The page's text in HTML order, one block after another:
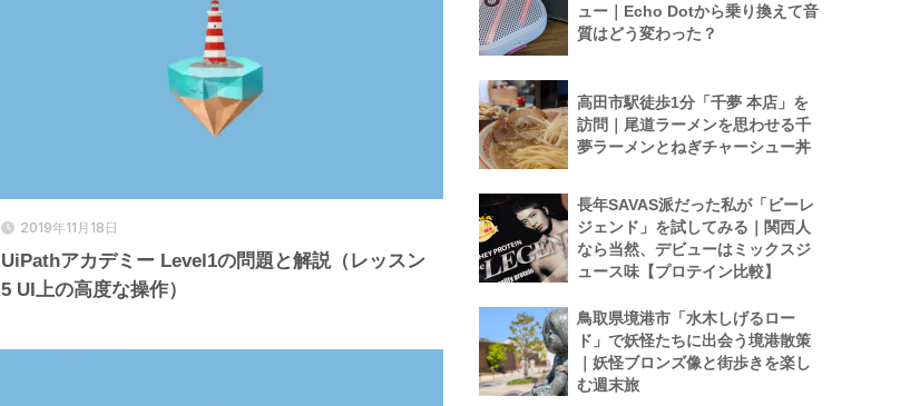
2019年11月18日
UiPathアカデミー Level1の問題と解説（レッスン
5 UI上の高度な操作）
ュー｜Echo Dotから乗り換えて音
質はどう変わった？
高田市駅徒歩1分「千夢 本店」を
訪問｜尾道ラーメンを思わせる千
夢ラーメンとねぎチャーシュー丼
長年SAVAS派だった私が「ビーレ
ジェンド」を試してみる｜関西人
なら当然、デビューはミックスジ
ュース味【プロテイン比較】
鳥取県境港市「水木しげるロー
ド」で妖怪たちに出会う境港散策
｜妖怪ブロンズ像と街歩きを楽し
む週末旅